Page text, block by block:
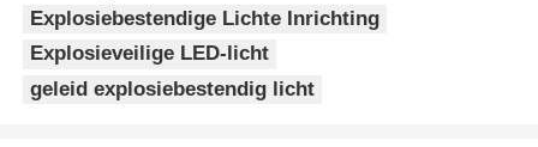
Explosiebestendige Lichte Inrichting
Explosieveilige LED-licht
geleid explosiebestendig licht